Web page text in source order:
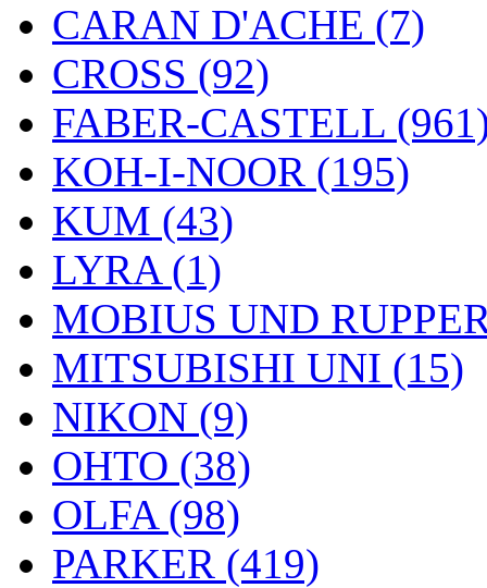
CARAN D'ACHE (7)
CROSS (92)
FABER-CASTELL
KOH-I-NOOR (195)
KUM (43)
LYRA (1)
MOBIUS UND
MITSUBISHI UNI (15)
NIKON (9)
OHTO (38)
OLFA (98)
PARKER (419)